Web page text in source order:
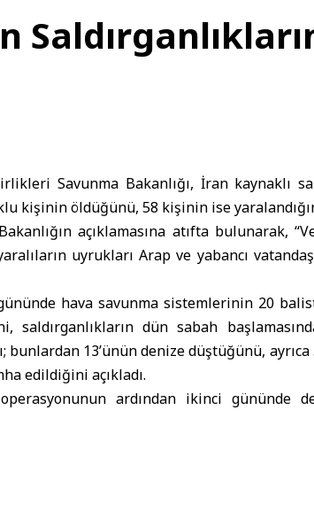
Savunma Bakanlığı, İran kaynaklı
kişinin öldüğünü, 58 kişinin ise
açıklamasına atıfta bulunarak,
uyrukları Arap ve yabancı
hava savunma sistemlerinin 20
saldırganlıkların dün sabah
bunlardan 13’ünün denize düştüğünü, ayrıca
edildiğini açıkladı.
ardından ikinci gününde